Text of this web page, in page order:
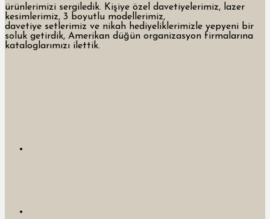
ürünlerimizi sergiledik. Kişiye özel davetiyelerimiz, lazer
kesimlerimiz, 3 boyutlu modellerimiz,
davetiye setlerimiz ve nikah hediyeliklerimizle yepyeni bir
soluk getirdik, Amerikan düğün organizasyon firmalarına
kataloglarımızı ilettik.